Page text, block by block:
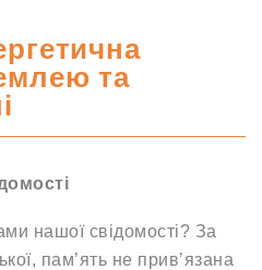
та
нашої свідомості? За
пам’ять не прив’язана